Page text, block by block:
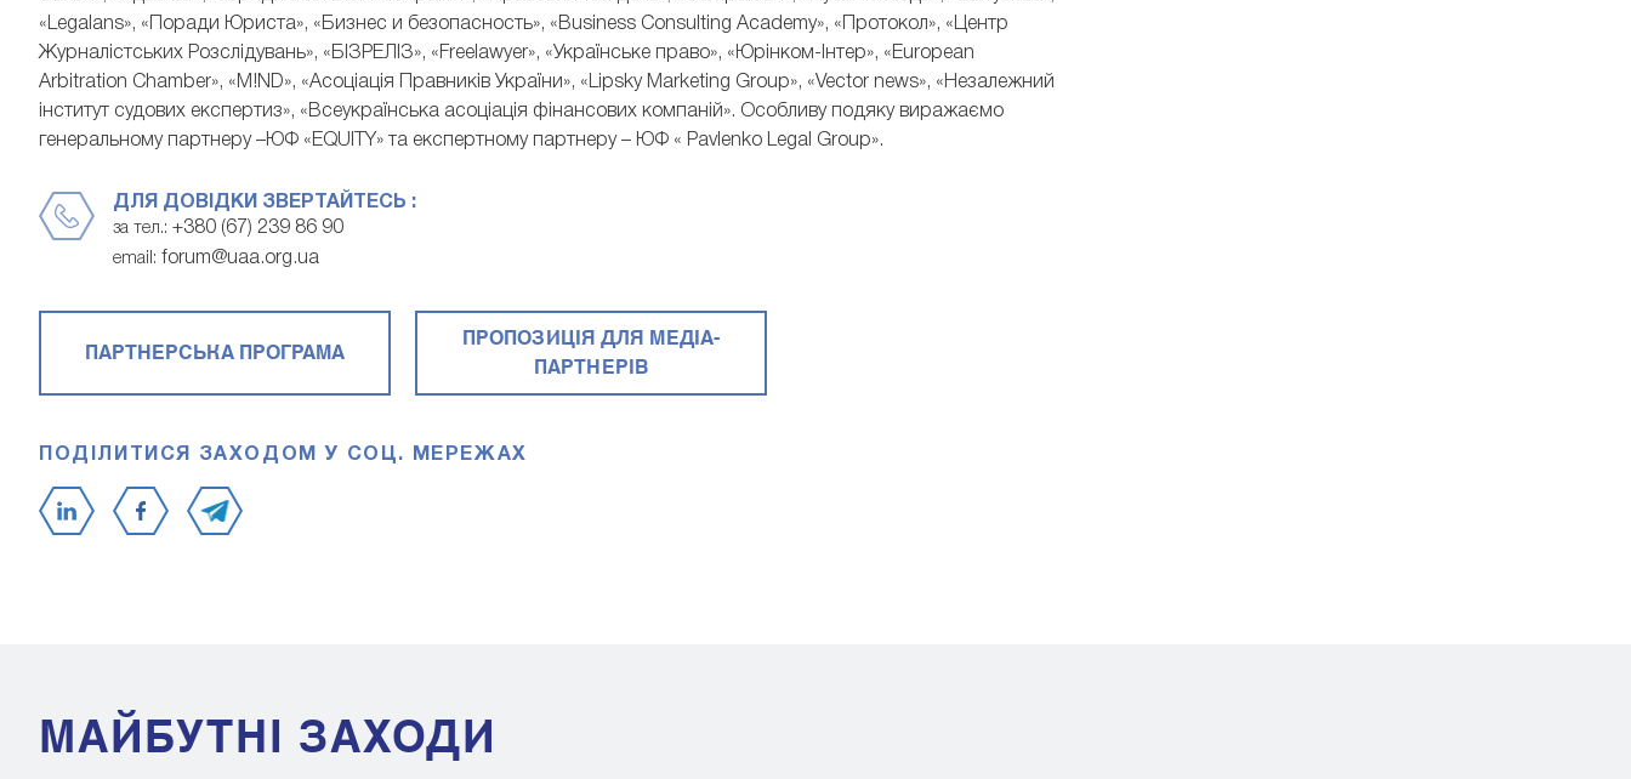
«Legalans», «Поради Юриста», «Бизнес и безопасность», «Business Consulting Academy», «Протокол», «Центр
Журналістських Розслідувань», «БІЗРЕЛІЗ», «Freelawyer», «Українське право», «Юрінком-Інтер», «European
Arbitration Chamber», «M!ND», «Асоціація Правників України», «Lipsky Marketing Group», «Vector news», «Незалежний
інститут судових експертиз», «Всеукраїнська асоціація фінансових компаній». Особливу подяку виражаємо
генеральному партнеру –ЮФ «EQUITY» та експертному партнеру – ЮФ « Pavlenko Legal Group».
ДЛЯ ДОВІДКИ ЗВЕРТАЙТЕСЬ :
за тел.: +380 (67) 239 86 90
email: forum@uaa.org.ua
ПАРТНЕРСЬКА ПРОГРАМА
ПРОПОЗИЦІЯ ДЛЯ МЕДІА-
ПАРТНЕРІВ
ПОДІЛИТИСЯ ЗАХОДОМ У СОЦ. МЕРЕЖАХ
МАЙБУТНІ ЗАХОДИ